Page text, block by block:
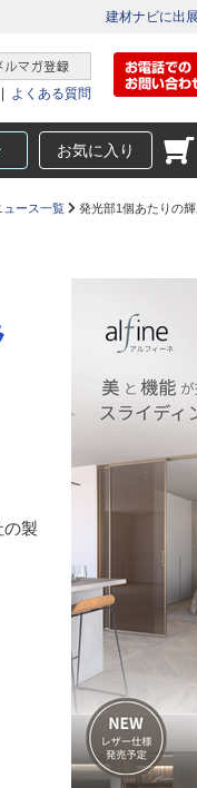
建材ナビに出
よくある質問
お気に入り
ュース一覧
発光部1個あたりの
製